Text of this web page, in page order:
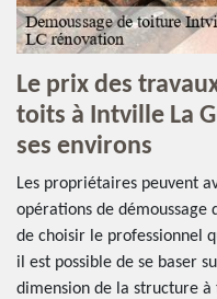
Le prix des
toits à Intville La
ses environs
Les propriétaires peuvent
opérations de
de choisir le professionnel
il est possible de se baser
dimension de la structure à